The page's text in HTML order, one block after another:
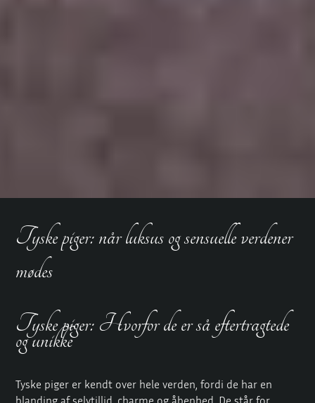
Tyske piger: når luksus og sensuelle verdener
mødes
Tyske piger: Hvorfor de er så eftertragtede
og unikke
Tyske piger er kendt over hele verden, fordi de har en